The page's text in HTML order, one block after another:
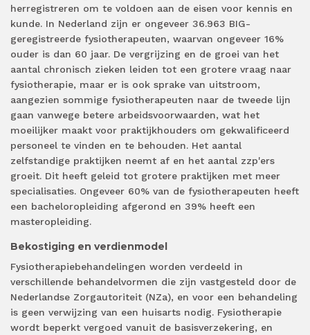
herregistreren om te voldoen aan de eisen voor kennis en
kunde. In Nederland zijn er ongeveer 36.963 BIG-
geregistreerde fysiotherapeuten, waarvan ongeveer 16%
ouder is dan 60 jaar. De vergrijzing en de groei van het
aantal chronisch zieken leiden tot een grotere vraag naar
fysiotherapie, maar er is ook sprake van uitstroom,
aangezien sommige fysiotherapeuten naar de tweede lijn
gaan vanwege betere arbeidsvoorwaarden, wat het
moeilijker maakt voor praktijkhouders om gekwalificeerd
personeel te vinden en te behouden. Het aantal
zelfstandige praktijken neemt af en het aantal zzp'ers
groeit. Dit heeft geleid tot grotere praktijken met meer
specialisaties. Ongeveer 60% van de fysiotherapeuten heeft
een bacheloropleiding afgerond en 39% heeft een
masteropleiding.
Bekostiging en verdienmodel
Fysiotherapiebehandelingen worden verdeeld in
verschillende behandelvormen die zijn vastgesteld door de
Nederlandse Zorgautoriteit (NZa), en voor een behandeling
is geen verwijzing van een huisarts nodig. Fysiotherapie
wordt beperkt vergoed vanuit de basisverzekering, en